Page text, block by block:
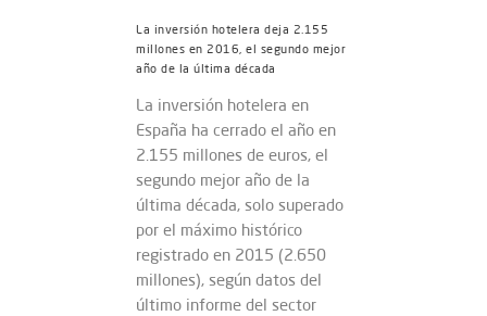
La inversión hotelera deja 2.155
millones en 2016, el segundo mejor
año de la última década
La inversión hotelera en
España ha cerrado el año en
2.155 millones de euros, el
segundo mejor año de la
última década, solo superado
por el máximo histórico
registrado en 2015 (2.650
millones), según datos del
último informe del sector